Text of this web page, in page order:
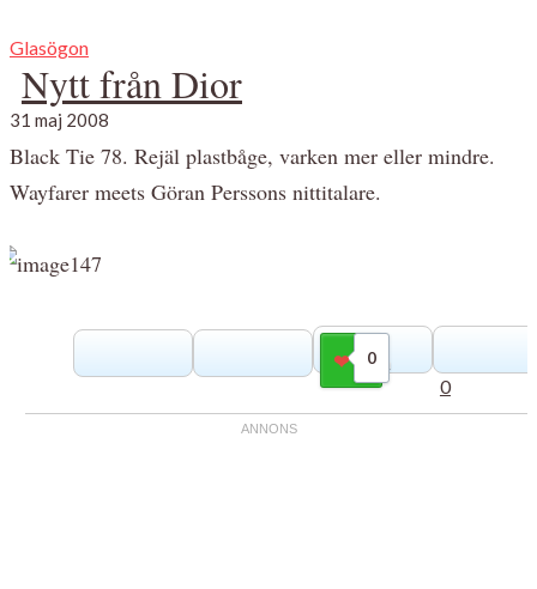
Glasögon
Nytt från Dior
31 maj 2008
Black Tie 78. Rejäl plastbåge, varken mer eller mindre.
Wayfarer meets Göran Perssons nittitalare.
0
Gilla
0